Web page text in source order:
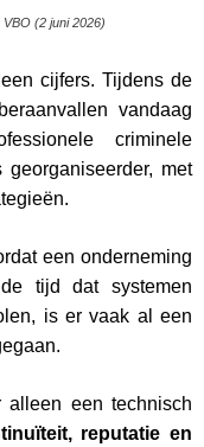
(2 juni 2026)
cijfers. Tijdens de
vandaag
criminele
met
een onderneming
tijd dat systemen
is er vaak al een
een technisch
reputatie en